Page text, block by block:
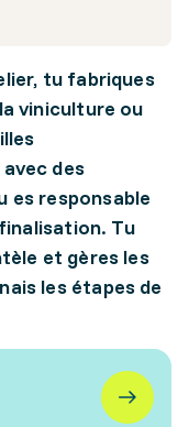
tu fabriques
viniculture ou
des
es responsable
Tu
et gères les
les étapes de